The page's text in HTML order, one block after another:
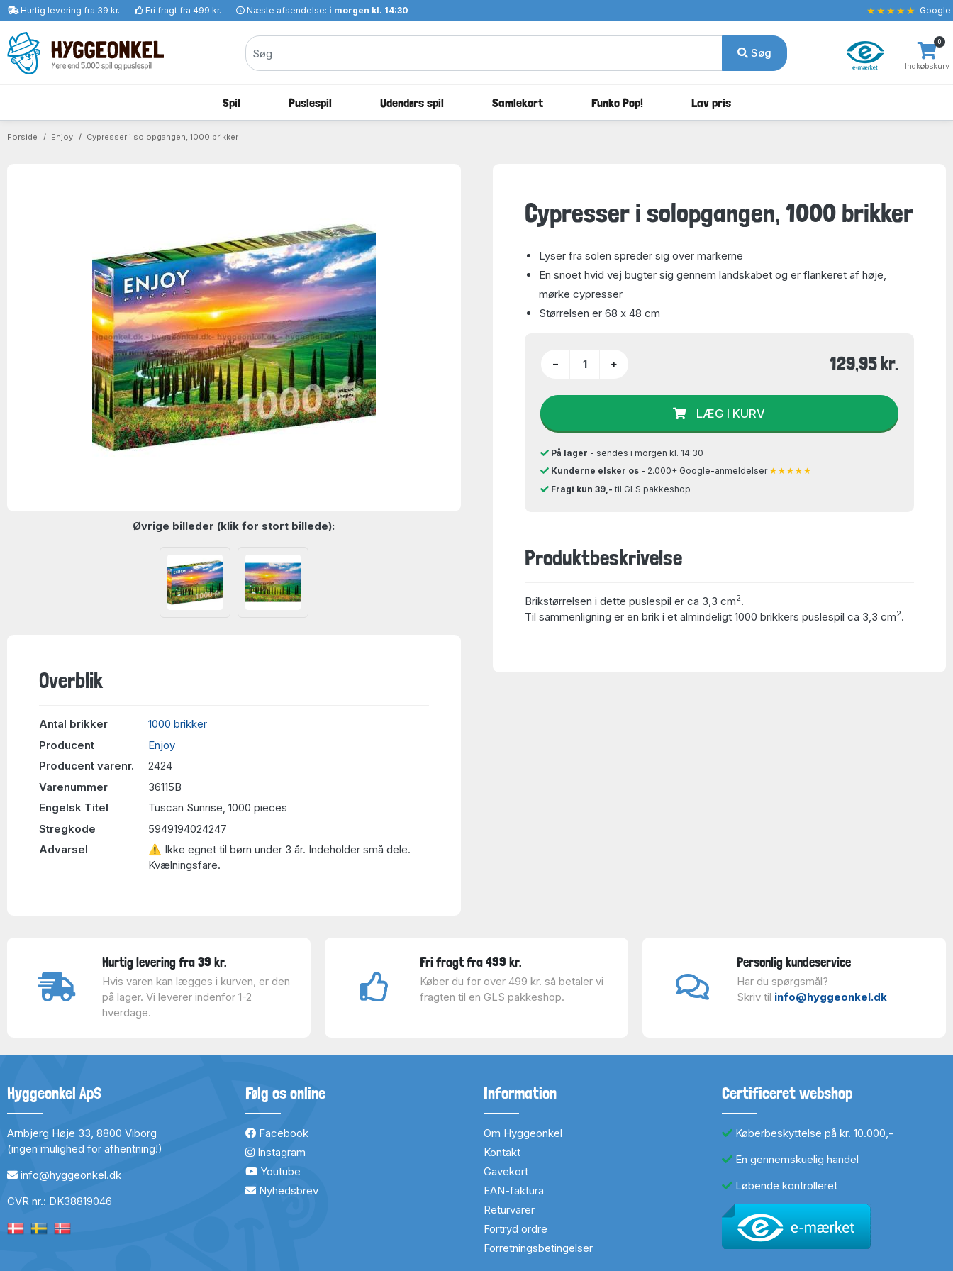
Hurtig levering fra 39 kr. Fri fragt fra 499 kr. Næste afsendelse: i morgen kl. 14:30 ★★★★★ Google
Søg
Indkøbskurv
0
Spil Puslespil Udendørs spil Samlekort Funko Pop! Lav pris
Forside Enjoy Cypresser i solopgangen, 1000 brikker
Øvrige billeder (klik for stort billede):
Overblik
Antal brikker
1000 brikker
Producent
Enjoy
Producent varenr.
2424
Varenummer
36115B
Engelsk Titel
Tuscan Sunrise, 1000 pieces
Stregkode
5949194024247
Advarsel
⚠ Ikke egnet til børn under 3 år. Indeholder små dele.
Kvælningsfare.
Cypresser i solopgangen, 1000 brikker
Lyser fra solen spreder sig over markerne
En snoet hvid vej bugter sig gennem landskabet og er flankeret af høje,
mørke cypresser
Størrelsen er 68 x 48 cm
− + 129,95 kr.
LÆG I KURV
På lager - sendes i morgen kl. 14:30
Kunderne elsker os - 2.000+ Google-anmeldelser ★★★★★
Fragt kun 39,- til GLS pakkeshop
Produktbeskrivelse
Brikstørrelsen i dette puslespil er ca 3,3 cm2.
Til sammenligning er en brik i et almindeligt 1000 brikkers puslespil ca 3,3 cm2.
Hurtig levering fra 39 kr.
Hvis varen kan lægges i kurven, er den
på lager. Vi leverer indenfor 1-2
hverdage.
Fri fragt fra 499 kr.
Køber du for over 499 kr. så betaler vi
fragten til en GLS pakkeshop.
Personlig kundeservice
Har du spørgsmål?
Skriv til info@hyggeonkel.dk
Hyggeonkel ApS
Arnbjerg Høje 33, 8800 Viborg
(ingen mulighed for afhentning!)
info@hyggeonkel.dk
CVR nr.: DK38819046
Følg os online
Facebook
Instagram
Youtube
Nyhedsbrev
Information
Om Hyggeonkel
Kontakt
Gavekort
EAN-faktura
Returvarer
Fortryd ordre
Forretningsbetingelser
Certificeret webshop
Køberbeskyttelse på kr. 10.000,-
En gennemskuelig handel
Løbende kontrolleret